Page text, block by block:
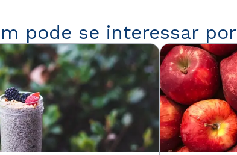
pode se interessar por